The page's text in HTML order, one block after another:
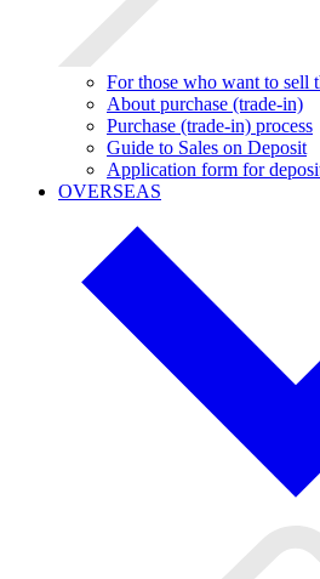
For those who want to sell
About purchase (trade-in)
Purchase (trade-in) process
Guide to Sales on Deposit
Application form for
OVERSEAS